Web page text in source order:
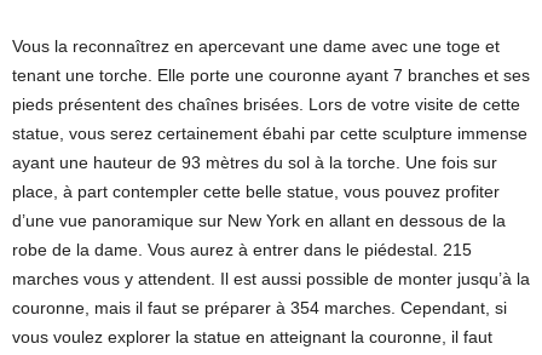
Vous la reconnaîtrez en apercevant une dame avec une toge et
tenant une torche. Elle porte une couronne ayant 7 branches et ses
pieds présentent des chaînes brisées. Lors de votre visite de cette
statue, vous serez certainement ébahi par cette sculpture immense
ayant une hauteur de 93 mètres du sol à la torche. Une fois sur
place, à part contempler cette belle statue, vous pouvez profiter
d’une vue panoramique sur New York en allant en dessous de la
robe de la dame. Vous aurez à entrer dans le piédestal. 215
marches vous y attendent. Il est aussi possible de monter jusqu’à la
couronne, mais il faut se préparer à 354 marches. Cependant, si
vous voulez explorer la statue en atteignant la couronne, il faut